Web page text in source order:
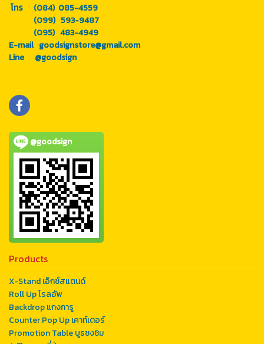
โทร (084) 085-4559
(099) 593-9487
(095) 483-4949
E-mail goodsignstore@gmail.com
Line @goodsign
@goodsign
Products
X-Stand เอ็กซ์สแตนด์
Roll Up โรลอัพ
Backdrop แกงการู
Counter Pop Up เคาท์เตอร์
Promotion Table บูธชงชิม